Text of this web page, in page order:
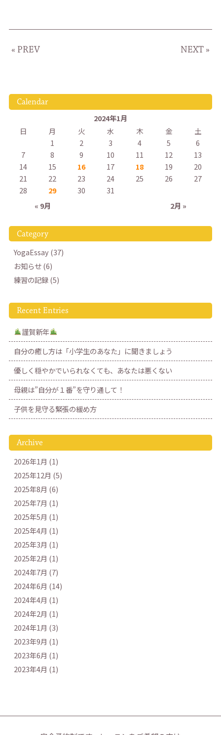
« PREV NEXT »
Calendar
2024年1月
日
月 火 水 木 金
土
1
2 3 4 5
6
7
8 9 10 11 12
13
14
15 16 17 18 19
20
21
22 23 24 25 26
27
28
29 30
31
« 9月
2月 »
Category
YogaEssay (37)
お知らせ (6)
練習の記録 (5)
Recent Entries
謹賀新年
自分の癒し方は「小学生のあなた」に聞きましょう
優しく穏やかでいられなくても、あなたは悪くない
母親は”自分が１番”を守り通して！
子供を見守る緊張の緩め方
Archive
2026年1月 (1)
2025年12月 (5)
2025年8月 (6)
2025年7月 (1)
2025年5月 (1)
2025年4月 (1)
2025年3月 (1)
2025年2月 (1)
2024年7月 (7)
2024年6月 (14)
2024年4月 (1)
2024年2月 (1)
2024年1月 (3)
2023年9月 (1)
2023年6月 (1)
2023年4月 (1)